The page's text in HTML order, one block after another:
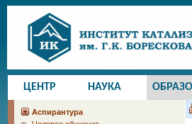
ЦЕНТР НАУКА
Аспирантура